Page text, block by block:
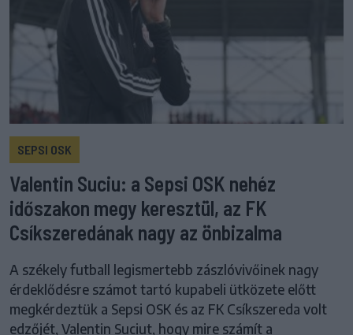
SEPSI OSK
Valentin Suciu: a Sepsi OSK nehéz
időszakon megy keresztül, az FK
Csíkszeredának nagy az önbizalma
A székely futball legismertebb zászlóvivőinek nagy
érdeklődésre számot tartó kupabeli ütközete előtt
megkérdeztük a Sepsi OSK és az FK Csíkszereda volt
edzőjét, Valentin Suciut, hogy mire számít a